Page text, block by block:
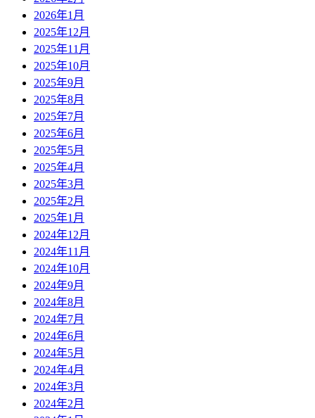
2026年1月
2025年12月
2025年11月
2025年10月
2025年9月
2025年8月
2025年7月
2025年6月
2025年5月
2025年4月
2025年3月
2025年2月
2025年1月
2024年12月
2024年11月
2024年10月
2024年9月
2024年8月
2024年7月
2024年6月
2024年5月
2024年4月
2024年3月
2024年2月